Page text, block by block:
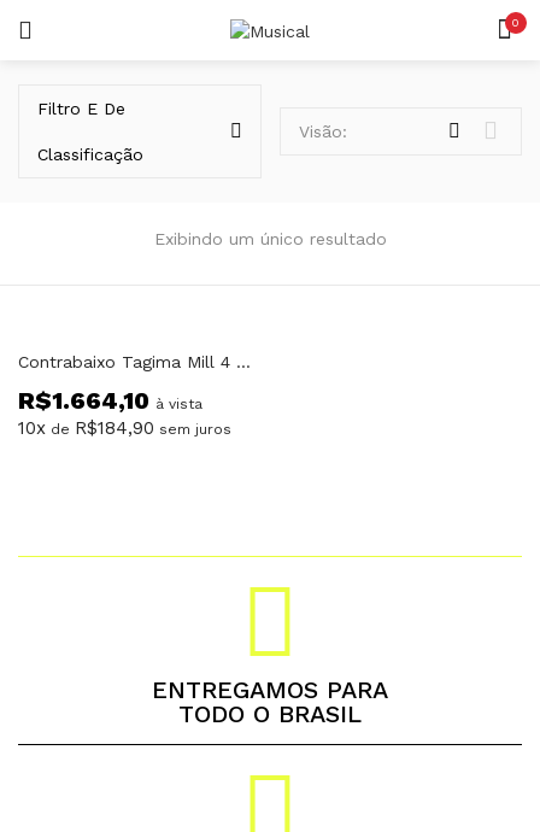
0
Exibindo um único resultado
Filtro E De
Classificação
Visão:
Contrabaixo Tagima Mill 4 Preto Millenium 4 Cordas
R$1.664,10 à vista
10x de R$184,90 sem juros
ENTREGAMOS PARA
TODO O BRASIL